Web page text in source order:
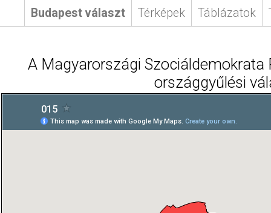
Budapest választ Térképek Táblázatok
A Magyarországi
országgyűlési